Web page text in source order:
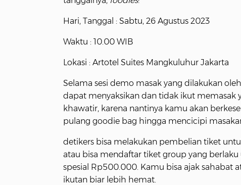
Hari, Tanggal : Sabtu, 26 Agustus 2023
Waktu : 10.00 WIB
Lokasi : Artotel Suites Mangkuluhur Jakarta
Selama sesi demo masak yang dilakukan
dapat menyaksikan dan tidak ikut memasak
khawatir, karena nantinya kamu akan
pulang goodie bag hingga mencicipi
detikers bisa melakukan pembelian tiket
atau bisa mendaftar tiket group yang
spesial Rp500.000. Kamu bisa ajak sahabat
ikutan biar lebih hemat.